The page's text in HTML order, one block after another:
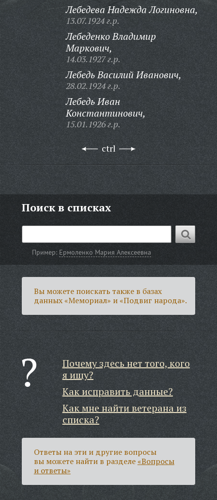
Лебедева Надежда Логиновна,
13.07.1924 г.р.
Лебеденко Владимир
Маркович,
14.03.1927 г.р.
Лебедь Василий Иванович,
28.02.1924 г.р.
Лебедь Иван
Константинович,
15.01.1926 г.р.
ctrl
Поиск в списках
Пример: Ермоленко Мария Алексеевна
Вы можете поискать также в базах
данных «Мемориал» и «Подвиг народа».
Почему здесь нет того, кого
я ищу?
Как исправить данные?
Как мне найти ветерана из
списка?
Ответы на эти и другие вопросы
вы можете найти в разделе«Вопросы
и ответы»